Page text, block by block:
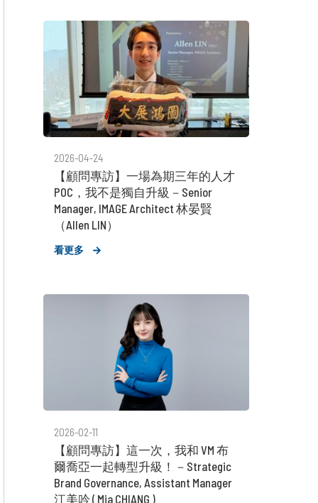
2026-04-24
【顧問專訪】一場為期三年的人才
POC，我不是獨自升級－Senior
Manager, IMAGE Architect 林晏賢
（Allen LIN）
看更多
2026-02-11
【顧問專訪】這一次，我和 VM 布
爾喬亞一起轉型升級！－Strategic
Brand Governance, Assistant Manager
江美吟 ( Mia CHIANG )